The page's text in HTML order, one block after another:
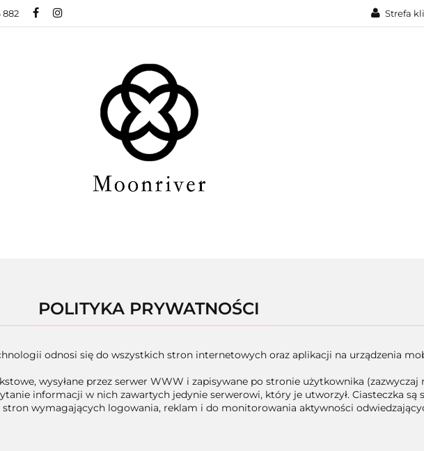
882 Strefa
POLITYKA PRYWATNOŚCI
odnosi się do wszystkich stron internetowych oraz aplikacji na urządzenia
wysyłane przez serwer WWW i zapisywane po stronie użytkownika
informacji w nich zawartych jedynie serwerowi, który je utworzył. Ciasteczka są
wymagających logowania, reklam i do monitorowania aktywności